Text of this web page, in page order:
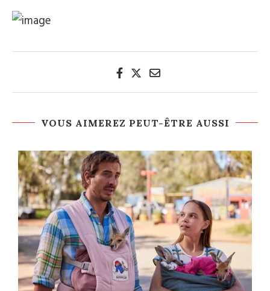
VOUS AIMEREZ PEUT-ÊTRE AUSSI